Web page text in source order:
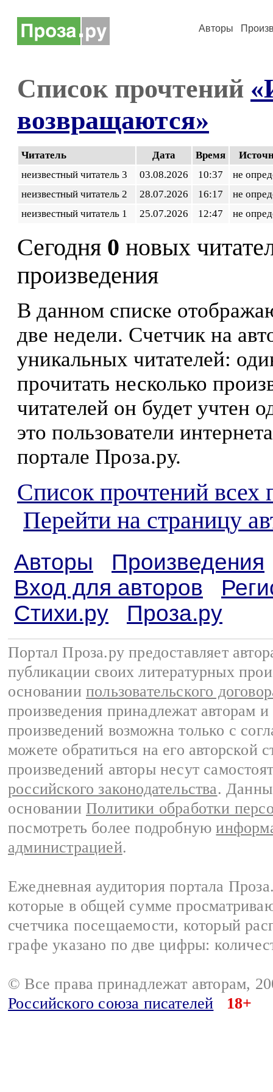
Авторы
Список прочтений
возвращаются»
Читатель Дата Время
неизвестный читатель 3
03.08.2026 10:37
не
неизвестный читатель 2
28.07.2026 16:17
не
неизвестный читатель 1
25.07.2026 12:47 не
Сегодня 0 новых
произведения
В данном списке
две недели. Счетчик на
уникальных читателей:
прочитать несколько
читателей он будет учтен
это пользователи
портале Проза.ру.
Список прочтений всех
Перейти на страницу
Авторы
Произведения
Вход для авторов
Стихи.ру
Проза.ру
Портал Проза.ру предоставляет
публикации своих литературных
основании пользовательского
произведения принадлежат авторам
произведений возможна только с
можете обратиться на его авторской
произведений авторы несут
российского законодательства.
основании Политики обработки
посмотреть более подробную
администрацией.
Ежедневная аудитория портала
которые в общей сумме
счетчика посещаемости, который
графе указано по две цифры:
© Все права принадлежат авторам,
Российского союза писателей
18+